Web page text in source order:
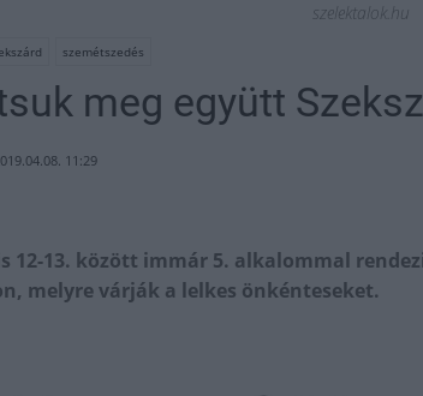
szelektalok.hu
szemétszedés
meg együtt
11:29
12-13. között immár 5. alkalommal
melyre várják a lelkes önkénteseket.